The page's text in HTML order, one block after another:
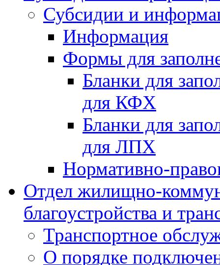
Субсидии и
Информация
Формы для
Бланки для
для КФХ
Бланки для
для ЛПХ
Нормативно-
Отдел жилищно-
благоустройства и
Транспортное
О порядке